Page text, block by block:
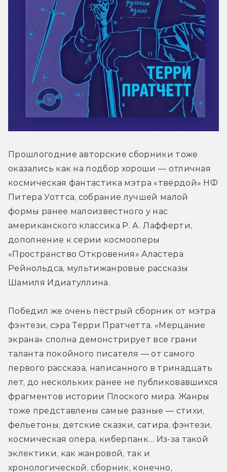
Прошлогодние авторские сборники тоже
оказались как на подбор хороши — отличная
космическая фантастика мэтра «твёрдой» НФ
Питера Уоттса, собрание лучшей малой
формы ранее малоизвестного у нас
американского классика Р. А. Лафферти,
дополнение к серии космооперы
«Пространство Откровения» Аластера
Рейнольдса, мультижанровые рассказы
Шамиля Идиатуллина.
Победил же очень пёстрый сборник от мэтра
фэнтези, сэра Терри Пратчетта. «Мерцание
экрана» сполна демонстрирует все грани
таланта покойного писателя — от самого
первого рассказа, написанного в тринадцать
лет, до нескольких ранее не публиковавшихся
фрагментов истории Плоского мира. Жанры
тоже представлены самые разные — стихи,
фельетоны, детские сказки, сатира, фэнтези,
космическая опера, киберпанк… Из-за такой
эклектики, как жанровой, так и
хронологической, сборник, конечно,